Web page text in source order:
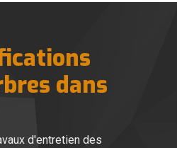
dans
d'entretien des